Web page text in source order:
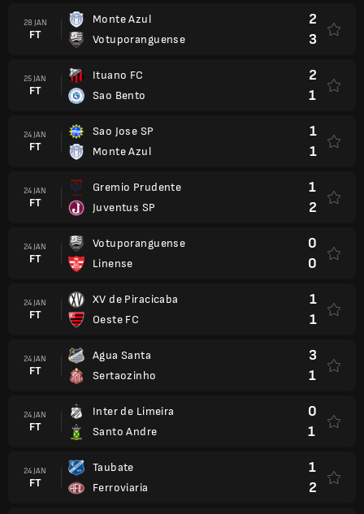
28 JAN
FT
Monte Azul
Votuporanguense
2
3
25 JAN
FT
Ituano FC
Sao Bento
2
1
24 JAN
FT
Sao Jose SP
Monte Azul
1
1
24 JAN
FT
Gremio Prudente
Juventus SP
1
2
24 JAN
FT
Votuporanguense
Linense
0
0
24 JAN
FT
XV de Piracicaba
Oeste FC
1
1
24 JAN
FT
Agua Santa
Sertaozinho
3
1
24 JAN
FT
Inter de Limeira
Santo Andre
0
1
24 JAN
FT
Taubate
Ferroviaria
1
2